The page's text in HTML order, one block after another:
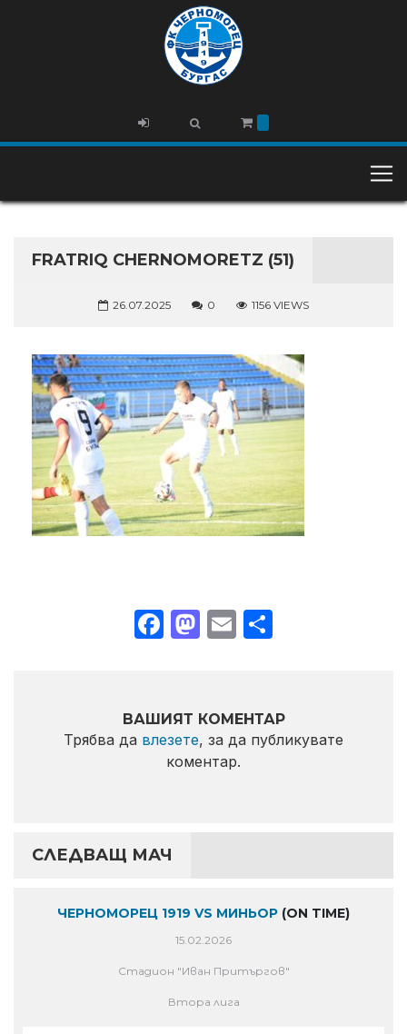
FRATRIQ CHERNOMORETZ (51)
26.07.2025 0 1156 VIEWS
Facebook
Mastodon
Email
ВАШИЯТ КОМЕНТАР
Трябва да влезете, за да публикувате
коментар.
СЛЕДВАЩ МАЧ
ЧЕРНОМОРЕЦ 1919 VS МИНЬОР (ON TIME)
15.02.2026
Стадион "Иван Притъргов"
Втора лига